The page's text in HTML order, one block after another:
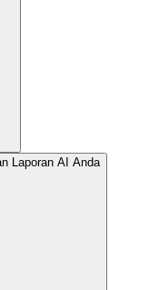
Laporan AI Anda